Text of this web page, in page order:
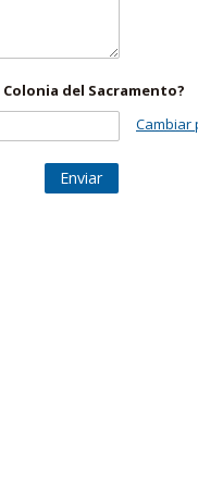
del Sacramento?
Cambiar
Enviar